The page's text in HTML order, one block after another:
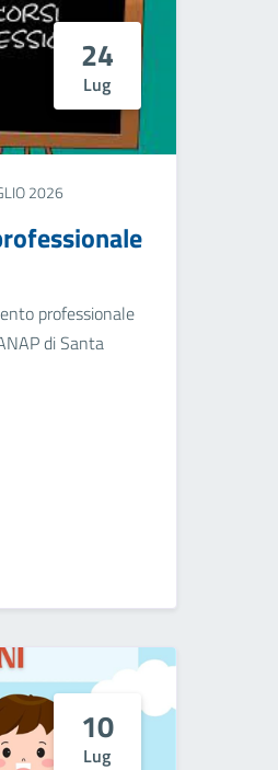
24
Lug
2026
professionale
di Santa
10
Lug